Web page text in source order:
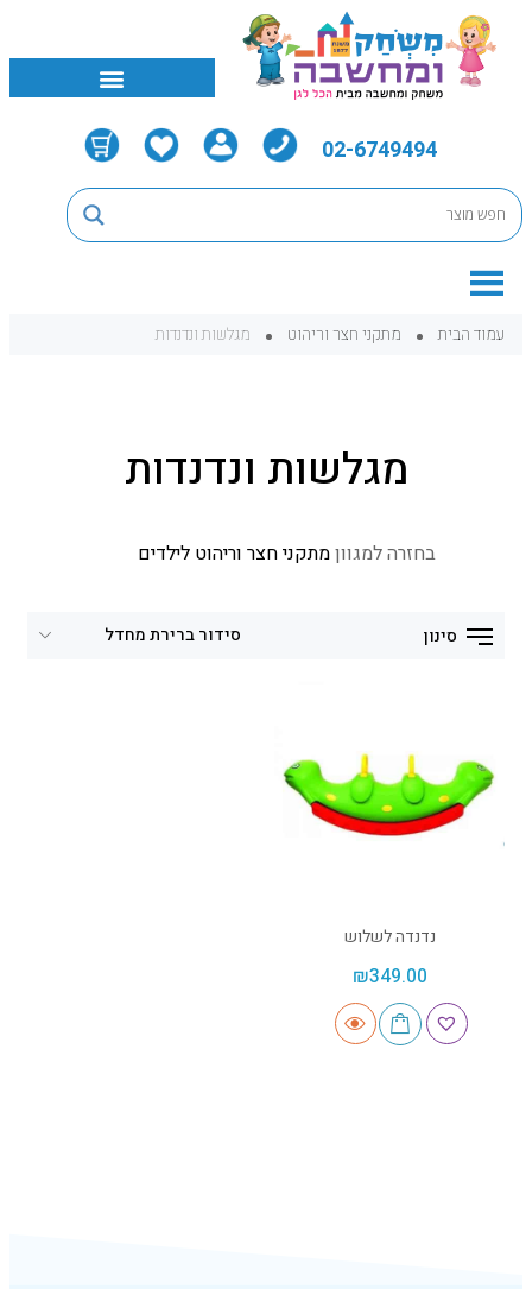
02-6749494
עמוד הבית מתקני חצר וריהוט מגלשות ונדנדות
מגלשות ונדנדות
בחזרה למגווןמתקני חצר וריהוט לילדים
סינון
נדנדה לשלוש
₪349.00